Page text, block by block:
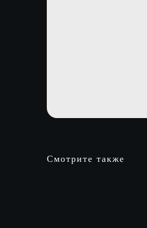
Смотрите также